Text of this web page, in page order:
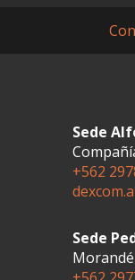
Sede
+562
Sede